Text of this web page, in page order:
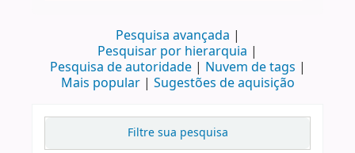
Pesquisa avançada
Pesquisar por hierarquia
Pesquisa de autoridade
Nuvem de tags
Mais popular
Sugestões de aquisição
Filtre sua pesquisa